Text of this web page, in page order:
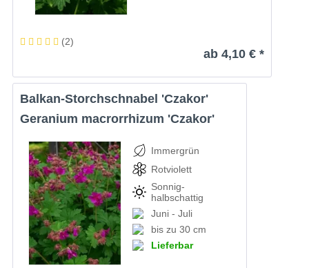
(2)
ab 4,10 € *
Balkan-Storchschnabel 'Czakor'
Geranium macrorrhizum 'Czakor'
Immergrün
Rotviolett
Sonnig-
halbschattig
Juni - Juli
bis zu 30 cm
Lieferbar